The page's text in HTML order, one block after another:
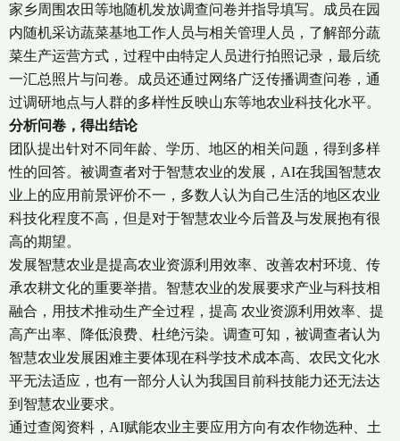
家乡周围农田等地随机发放调查问卷并指导填写。成员在园
内随机采访蔬菜基地工作人员与相关管理人员，了解部分蔬
菜生产运营方式，过程中由特定人员进行拍照记录，最后统
一汇总照片与问卷。成员还通过网络广泛传播调查问卷，通
过调研地点与人群的多样性反映山东等地农业科技化水平。
分析问卷，得出结论
团队提出针对不同年龄、学历、地区的相关问题，得到多样
性的回答。被调查者对于智慧农业的发展，AI在我国智慧农
业上的应用前景评价不一，多数人认为自己生活的地区农业
科技化程度不高，但是对于智慧农业今后普及与发展抱有很
高的期望。
发展智慧农业是提高农业资源利用效率、改善农村环境、传
承农耕文化的重要举措。智慧农业的发展要求产业与科技相
融合，用技术推动生产全过程，提高 农业资源利用效率、提
高产出率、降低浪费、杜绝污染。调查可知，被调查者认为
智慧农业发展困难主要体现在科学技术成本高、农民文化水
平无法适应，也有一部分人认为我国目前科技能力还无法达
到智慧农业要求。
通过查阅资料，AI赋能农业主要应用方向有农作物选种、土